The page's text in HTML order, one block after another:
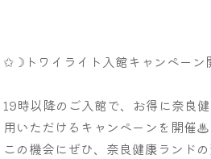
✩☽トワイライト入館キャンペー
19時以降のご入館で、お得に奈良
用いただけるキャンペーンを開催♨
この機会にぜひ、奈良健康ランド